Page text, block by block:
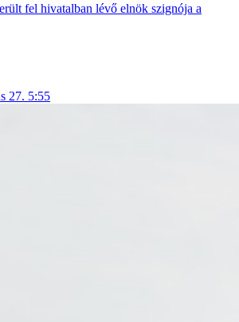
fel hivatalban lévő elnök szignója a
27. 5:55